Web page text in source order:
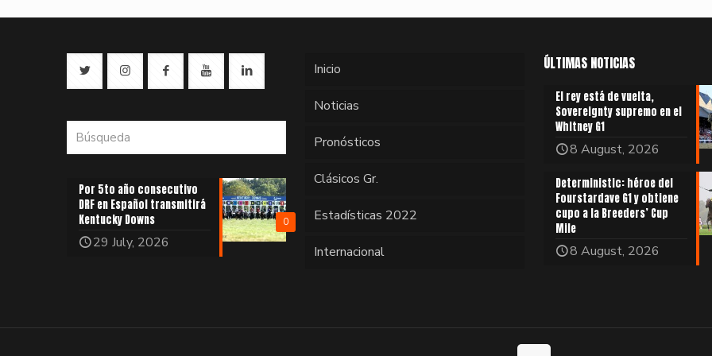
0
Por 5to año consecutivo
DRF en Español transmitirá
Kentucky Downs
29 July, 2026
Inicio
Noticias
Pronósticos
Clásicos Gr.
Estadísticas 2022
Internacional
ÚLTIMAS NOTICIAS
El rey está de vuelta,
Sovereignty supremo en el
Whitney G1
8 August, 2026
Deterministic: héroe del
Fourstardave G1 y obtiene
cupo a la Breeders’ Cup
Mile
8 August, 2026